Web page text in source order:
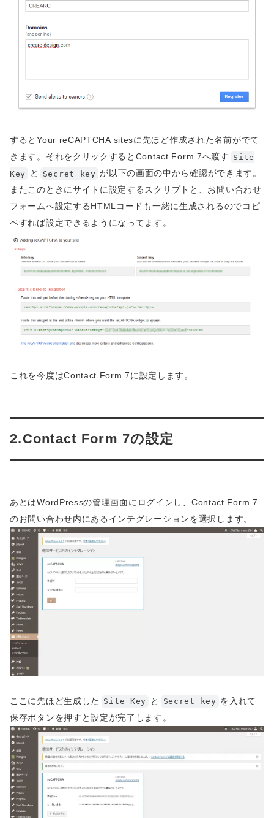
するとYour reCAPTCHA sitesに先ほど作成された名前がでて
きます。それをクリックするとContact Form 7へ渡す Site
Key
と Secret key が以下の画面の中から確認ができます。
またこのときにサイトに設定するスクリプトと、お問い合わせ
フォームへ設定するHTMLコードも一緒に生成されるのでコピ
ペすれば設定できるようになってます。
これを今度はContact Form 7に設定します。
2.Contact Form 7の設定
あとはWordPressの管理画面にログインし、Contact Form 7
のお問い合わせ内にあるインテグレーションを選択します。
ここに先ほど生成した Site Key と Secret key を入れて
保存ボタンを押すと設定が完了します。